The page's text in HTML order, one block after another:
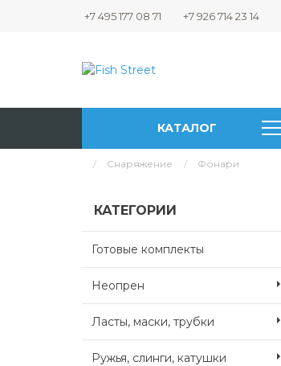
+7 495 177 08 71 +7 926 714 23 14
КАТАЛОГ
Снаряжение Фонари
КАТЕГОРИИ
Готовые комплекты
Неопрен
Ласты, маски, трубки
Ружья, слинги, катушки